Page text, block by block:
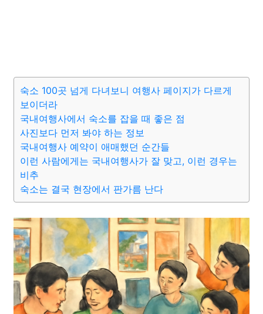
숙소 100곳 넘게 다녀보니 여행사 페이지가 다르게
보이더라
국내여행사에서 숙소를 잡을 때 좋은 점
사진보다 먼저 봐야 하는 정보
국내여행사 예약이 애매했던 순간들
이런 사람에게는 국내여행사가 잘 맞고, 이런 경우는
비추
숙소는 결국 현장에서 판가름 난다